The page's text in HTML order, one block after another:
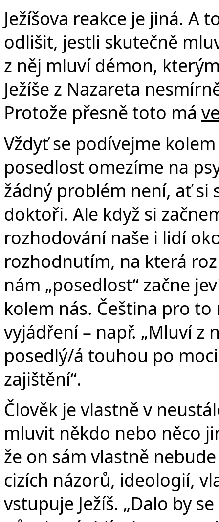
Ježíšova reakce je jiná. A
odlišit, jestli skutečně
z něj mluví démon,
Ježíše z Nazareta
Protože přesně toto má
Vždyť se podívejme
posedlost omezíme na
žádný problém není, ať
doktoři. Ale když si
rozhodování naše i lidí
rozhodnutím, na která
nám „posedlost“ začne
kolem nás. Čeština pro
vyjádření – např. „Mluví z
posedlý/á touhou po
zajištění“.
Člověk je vlastně v
mluvit někdo nebo něco
že on sám vlastně
cizích názorů, ideologií,
vstupuje Ježíš. „Dalo by